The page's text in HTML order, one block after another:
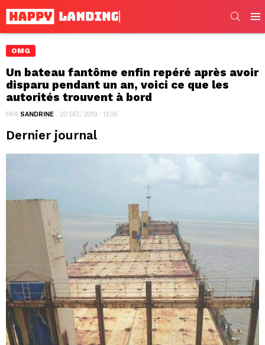
OMG
Un bateau fantôme enfin repéré après avoir
disparu pendant un an, voici ce que les
autorités trouvent à bord
PAR SANDRINE 20 DÉC 2019, · 13:05
Dernier journal